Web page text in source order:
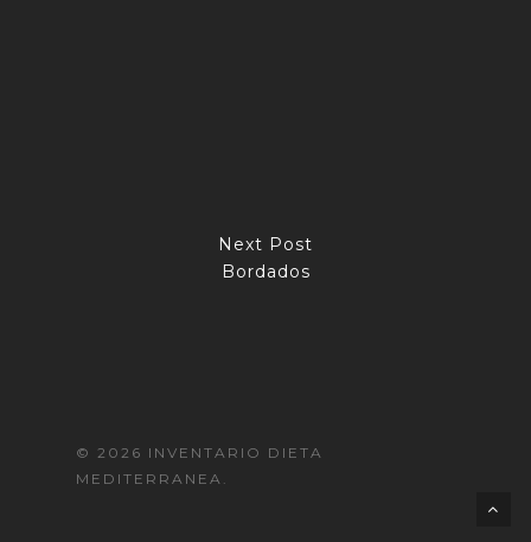
Next Post
Bordados
© 2026 INVENTARIO DIETA
MEDITERRANEA.